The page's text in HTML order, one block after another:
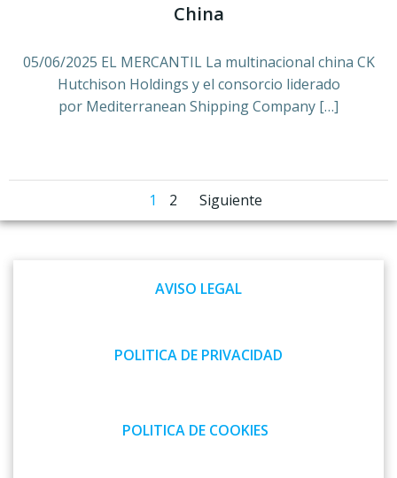
China
05/06/2025 EL MERCANTIL La multinacional china CK
Hutchison Holdings y el consorcio liderado
por Mediterranean Shipping Company […]
Navegación
las
entradas
Página
1 Página
2
Navegación
las
entradas
Siguiente
AVISO LEGAL
POLITICA DE PRIVACIDAD
POLITICA DE COOKIES